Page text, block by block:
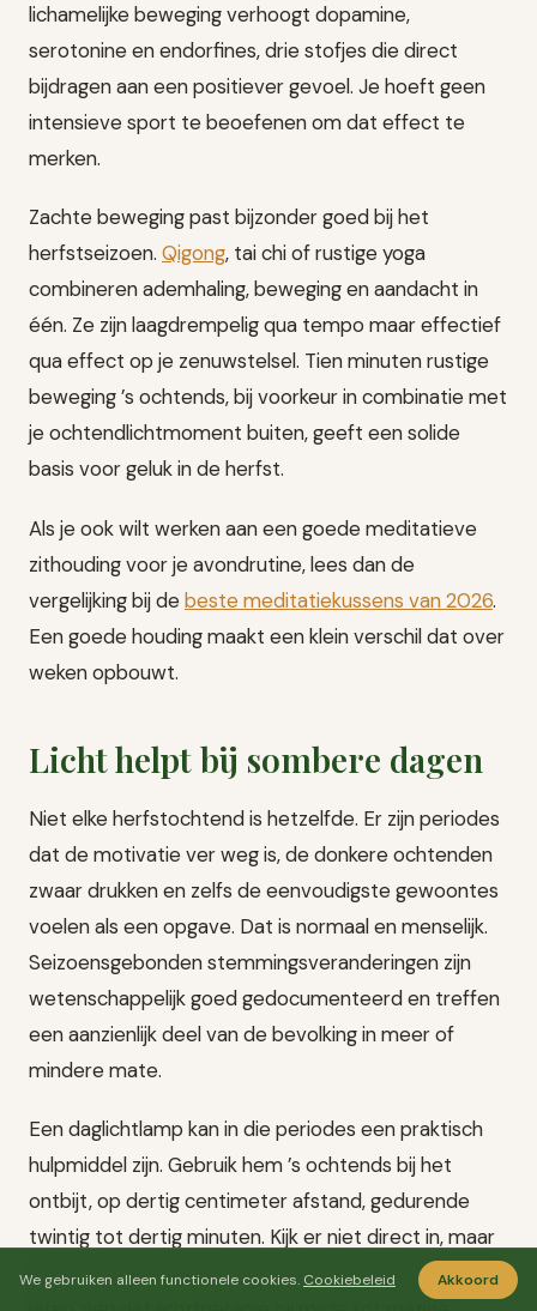
lichamelijke beweging verhoogt dopamine,
serotonine en endorfines, drie stofjes die direct
bijdragen aan een positiever gevoel. Je hoeft geen
intensieve sport te beoefenen om dat effect te
merken.
Zachte beweging past bijzonder goed bij het
herfstseizoen. Qigong, tai chi of rustige yoga
combineren ademhaling, beweging en aandacht in
één. Ze zijn laagdrempelig qua tempo maar effectief
qua effect op je zenuwstelsel. Tien minuten rustige
beweging ’s ochtends, bij voorkeur in combinatie met
je ochtendlichtmoment buiten, geeft een solide
basis voor geluk in de herfst.
Als je ook wilt werken aan een goede meditatieve
zithouding voor je avondrutine, lees dan de
vergelijking bij debeste meditatiekussens van 2026.
Een goede houding maakt een klein verschil dat over
weken opbouwt.
Licht helpt bij sombere dagen
Niet elke herfstochtend is hetzelfde. Er zijn periodes
dat de motivatie ver weg is, de donkere ochtenden
zwaar drukken en zelfs de eenvoudigste gewoontes
voelen als een opgave. Dat is normaal en menselijk.
Seizoensgebonden stemmingsveranderingen zijn
wetenschappelijk goed gedocumenteerd en treffen
een aanzienlijk deel van de bevolking in meer of
mindere mate.
Een daglichtlamp kan in die periodes een praktisch
hulpmiddel zijn. Gebruik hem ’s ochtends bij het
ontbijt, op dertig centimeter afstand, gedurende
twintig tot dertig minuten. Kijk er niet direct in, maar
richt hem op je gezicht terwijl je eet of leest. Studies
We gebruiken alleen functionele cookies. Cookiebeleid Akkoord